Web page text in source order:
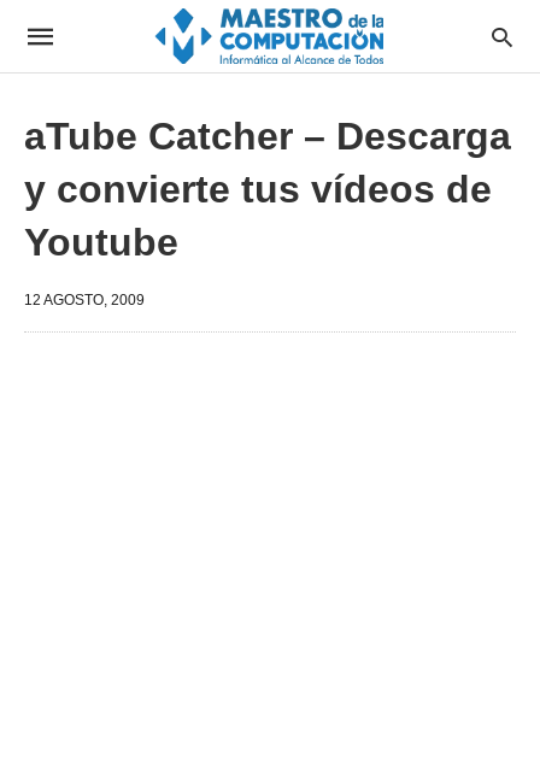
aTube Catcher – Descarga
y convierte tus vídeos de
Youtube
12 AGOSTO, 2009